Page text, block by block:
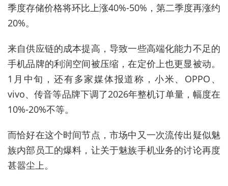
季度存储价格将环比上涨40%-50%，第二季度再涨约
20%。
来自供应链的成本提高，导致一些高端化能力不足的
手机品牌的利润空间被压缩，在定价上也更显被动。
1月中旬，还有多家媒体报道称，小米、OPPO、
vivo、传音等品牌下调了2026年整机订单量，幅度在
10%-20%不等。
而恰好在这个时间节点，市场中又一次流传出疑似魅
族内部员工的爆料，让关于魅族手机业务的讨论再度
甚嚣尘上。